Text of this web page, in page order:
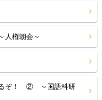
権朝会～
るぞ！ ② ～国語科研